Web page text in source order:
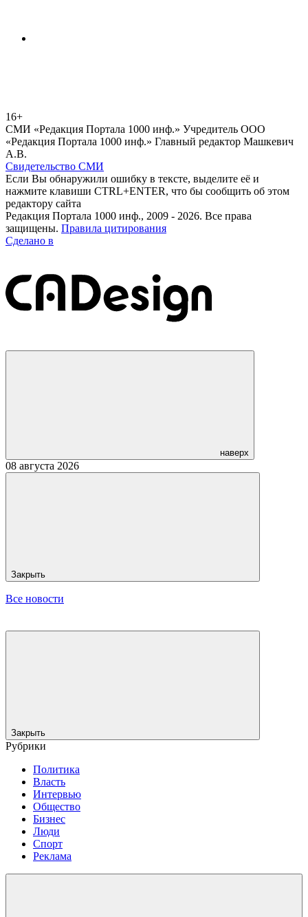
16+
СМИ «Редакция Портала 1000 инф.» Учредитель ООО
«Редакция Портала 1000 инф.» Главный редактор Машкевич
А.В.
Свидетельство СМИ
Если Вы обнаружили ошибку в тексте, выделите её и
нажмите клавиши CTRL+ENTER, что бы сообщить об этом
редактору сайта
Редакция Портала 1000 инф., 2009 - 2026. Все права
защищены. Правила цитирования
Сделано в
наверх
08 августа 2026
Закрыть
Все новости
Закрыть
Рубрики
Политика
Власть
Интервью
Общество
Бизнес
Люди
Спорт
Реклама